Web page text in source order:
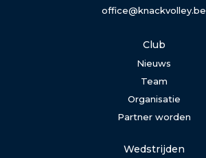
office@knackvolley.be
Club
Nieuws
Team
Organisatie
Partner worden
Wedstrijden